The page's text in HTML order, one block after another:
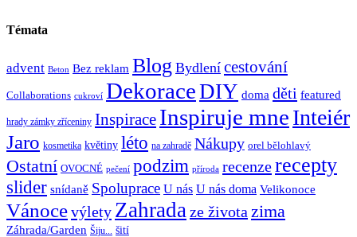
Témata
advent Beton Bez reklam Blog Bydlení cestování
Collaborations cukroví DekoraceDIY doma děti featured
hrady zámky zříceniny Inspirace Inspiruje mneInteiér
Jaro kosmetika květiny léto na zahradě Nákupy orel bělohlavý
Ostatní OVOCNÉ pečení podzim příroda recenzerecepty
slider snídaně Spoluprace U nás U nás doma Velikonoce
Vánocevýlety Zahrada ze života zima
Záhrada/Garden Šiju... šití